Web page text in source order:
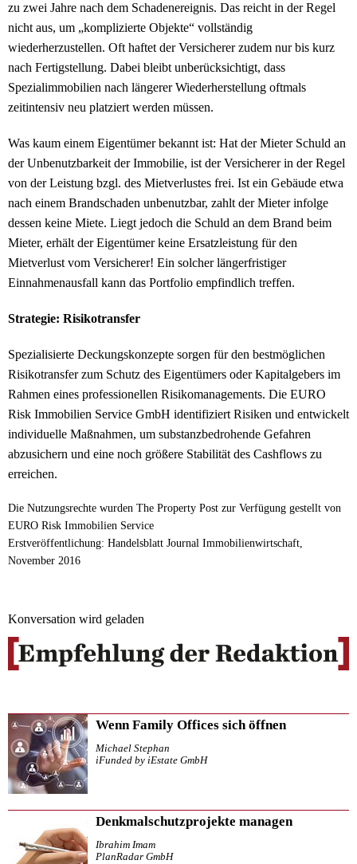
zu zwei Jahre nach dem Schadenereignis. Das reicht in der Regel
nicht aus, um „komplizierte Objekte“ vollständig
wiederherzustellen. Oft haftet der Versicherer zudem nur bis kurz
nach Fertigstellung. Dabei bleibt unberücksichtigt, dass
Spezialimmobilien nach längerer Wiederherstellung oftmals
zeitintensiv neu platziert werden müssen.
Was kaum einem Eigentümer bekannt ist: Hat der Mieter Schuld an
der Unbenutzbarkeit der Immobilie, ist der Versicherer in der Regel
von der Leistung bzgl. des Mietverlustes frei. Ist ein Gebäude etwa
nach einem Brandschaden unbenutzbar, zahlt der Mieter infolge
dessen keine Miete. Liegt jedoch die Schuld an dem Brand beim
Mieter, erhält der Eigentümer keine Ersatzleistung für den
Mietverlust vom Versicherer! Ein solcher längerfristiger
Einnahmenausfall kann das Portfolio empfindlich treffen.
Strategie: Risikotransfer
Spezialisierte Deckungskonzepte sorgen für den bestmöglichen
Risikotransfer zum Schutz des Eigentümers oder Kapitalgebers im
Rahmen eines professionellen Risikomanagements. Die EURO
Risk Immobilien Service GmbH identifiziert Risiken und entwickelt
individuelle Maßnahmen, um substanzbedrohende Gefahren
abzusichern und eine noch größere Stabilität des Cashflows zu
erreichen.
Die Nutzungsrechte wurden The Property Post zur Verfügung gestellt von
EURO Risk Immobilien Service
Erstveröffentlichung: Handelsblatt Journal Immobilienwirtschaft,
November 2016
Konversation wird geladen
Wenn Family Offices sich öffnen
Michael Stephan
iFunded by iEstate GmbH
Denkmalschutzprojekte managen
Ibrahim Imam
PlanRadar GmbH